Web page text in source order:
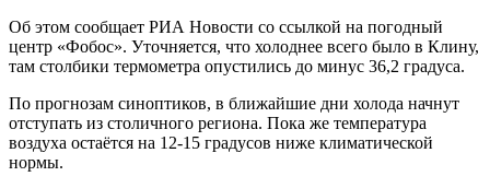
Об этом сообщает РИА Новости со ссылкой на погодный
центр «Фобос». Уточняется, что холоднее всего было в Клину,
там столбики термометра опустились до минус 36,2 градуса.
По прогнозам синоптиков, в ближайшие дни холода начнут
отступать из столичного региона. Пока же температура
воздуха остаётся на 12-15 градусов ниже климатической
нормы.